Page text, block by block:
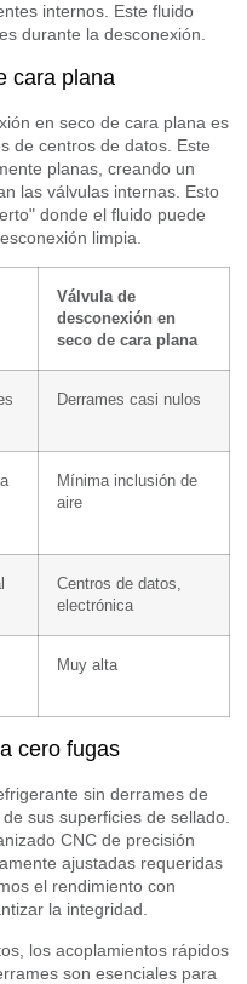
internos. Este fluido
durante la desconexión.
cara plana
en seco de cara plana es
de centros de datos. Este
planas, creando un
las válvulas internas. Esto
donde el fluido puede
limpia.
Válvula de
desconexión en
seco de cara plana
Derrames casi nulos
Mínima inclusión de
aire
Centros de datos,
electrónica
Muy alta
cero fugas
sin derrames de
sus superficies de sellado.
CNC de precisión
ajustadas requeridas
el rendimiento con
la integridad.
los acoplamientos rápidos
son esenciales para